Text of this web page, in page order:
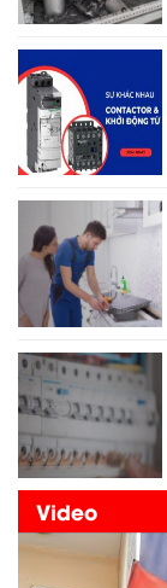
Video